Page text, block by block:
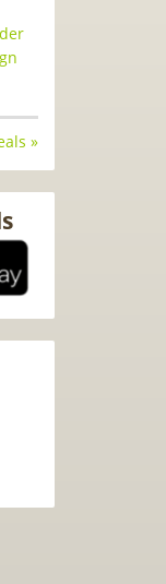
»